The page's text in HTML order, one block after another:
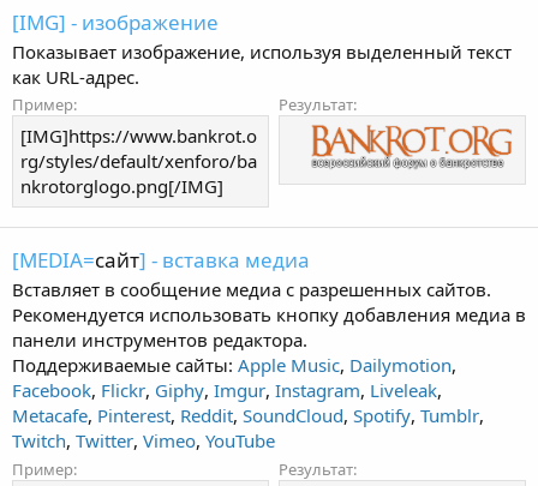
[IMG] - изображение
Показывает изображение, используя выделенный текст
как URL-адрес.
Пример:
[IMG]https://www.bankrot.o
rg/styles/default/xenforo/ba
nkrotorglogo.png[/IMG]
Результат:
[MEDIA=сайт] - вставка медиа
Вставляет в сообщение медиа с разрешенных сайтов.
Рекомендуется использовать кнопку добавления медиа в
панели инструментов редактора.
Поддерживаемые сайты: Apple Music, Dailymotion,
Facebook, Flickr, Giphy, Imgur, Instagram, Liveleak,
Metacafe, Pinterest, Reddit, SoundCloud, Spotify, Tumblr,
Twitch, Twitter, Vimeo, YouTube
Пример: Результат: